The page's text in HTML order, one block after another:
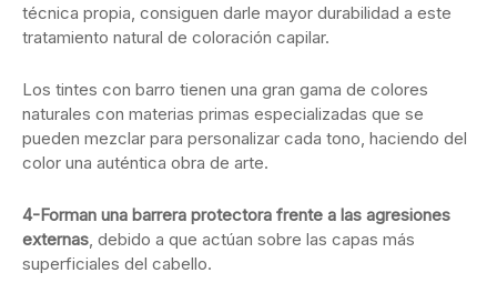
técnica propia, consiguen darle mayor durabilidad a este
tratamiento natural de coloración capilar.
Los tintes con barro tienen una gran gama de colores
naturales con materias primas especializadas que se
pueden mezclar para personalizar cada tono, haciendo del
color una auténtica obra de arte.
4-Forman una barrera protectora frente a las agresiones
externas , debido a que actúan sobre las capas más
superficiales del cabello.